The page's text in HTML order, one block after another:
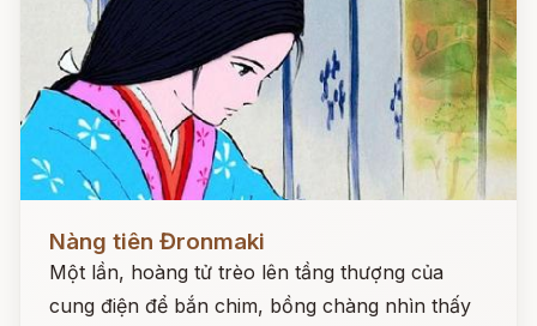
Nàng tiên Đronmaki
Một lần, hoàng tử trèo lên tầng thượng của
cung điện để bắn chim, bồng chàng nhìn thấy